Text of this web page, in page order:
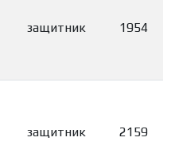
защитник 1954
защитник 2159